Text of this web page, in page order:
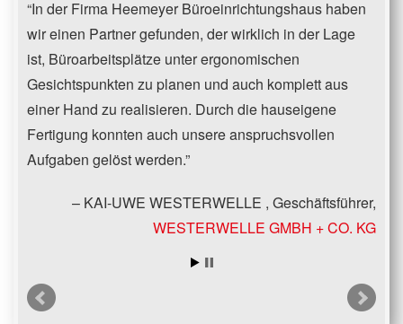
In der Firma Heemeyer Büroeinrichtungshaus haben
wir einen Partner gefunden, der wirklich in der Lage
ist, Büroarbeitsplätze unter ergonomischen
Gesichtspunkten zu planen und auch komplett aus
einer Hand zu realisieren. Durch die hauseigene
Fertigung konnten auch unsere anspruchsvollen
Aufgaben gelöst werden.
KAI-UWE WESTERWELLE Geschäftsführer
WESTERWELLE GMBH + CO. KG